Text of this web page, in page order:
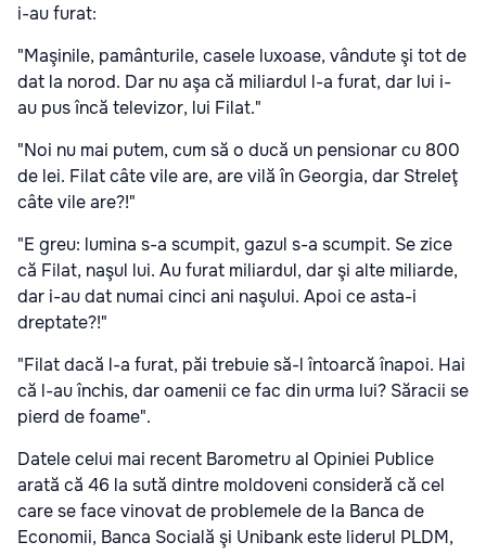
i-au furat:
"Maşinile, pamânturile, casele luxoase, vândute şi tot de
dat la norod. Dar nu aşa că miliardul l-a furat, dar lui i-
au pus încă televizor, lui Filat."
"Noi nu mai putem, cum să o ducă un pensionar cu 800
de lei. Filat câte vile are, are vilă în Georgia, dar Streleţ
câte vile are?!"
"E greu: lumina s-a scumpit, gazul s-a scumpit. Se zice
că Filat, naşul lui. Au furat miliardul, dar şi alte miliarde,
dar i-au dat numai cinci ani naşului. Apoi ce asta-i
dreptate?!"
"Filat dacă l-a furat, păi trebuie să-l întoarcă înapoi. Hai
că l-au închis, dar oamenii ce fac din urma lui? Săracii se
pierd de foame".
Datele celui mai recent Barometru al Opiniei Publice
arată că 46 la sută dintre moldoveni consideră că cel
care se face vinovat de problemele de la Banca de
Economii, Banca Socială şi Unibank este liderul PLDM,